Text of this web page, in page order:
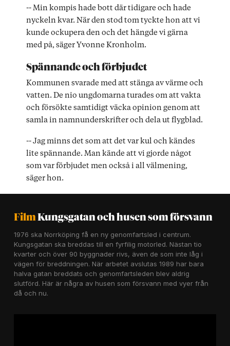
-- Min kompis hade bott där tidigare och hade
nyckeln kvar. När den stod tom tyckte hon att vi
kunde ockupera den och det hängde vi gärna
med på, säger Yvonne Kronholm.
Spännande och förbjudet
Kommunen svarade med att stänga av värme och
vatten. De nio ungdomarna turades om att vakta
och försökte samtidigt väcka opinion genom att
samla in namnunderskrifter och dela ut flygblad.
-- Jag minns det som att det var kul och kändes
lite spännande. Man kände att vi gjorde något
som var förbjudet men också i all välmening,
säger hon.
FilmKungsgatan och husen som försvann
1976 ska Norrköping få en ny genomfartsled i centrum.
Kungsgatan ska breddas till en fyrfilig motorled. Nästan tio
kvarter och över 90 byggnader rivs, även de som inte låg i
vägen för breddningen. När arbetet avslutas 1989 har bara
halva gatan breddats och genomfartsleden blev aldrig
slutförd. Här är några av husen som försvann med vyer från
då och nu.